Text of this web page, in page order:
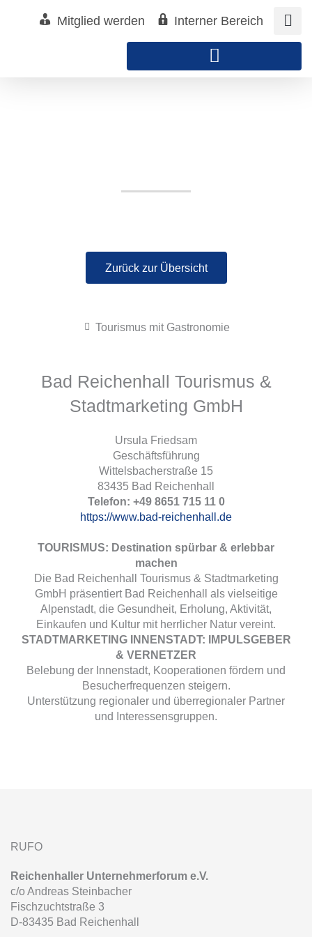
Mitglied werden Interner Bereich
Zurück zur Übersicht
Tourismus mit Gastronomie
Bad Reichenhall Tourismus &
Stadtmarketing GmbH
Ursula Friedsam
Geschäftsführung
Wittelsbacherstraße 15
83435 Bad Reichenhall
Telefon: +49 8651 715 11 0
https://www.bad-reichenhall.de
TOURISMUS: Destination spürbar & erlebbar
machen
Die Bad Reichenhall Tourismus & Stadtmarketing
GmbH präsentiert Bad Reichenhall als vielseitige
Alpenstadt, die Gesundheit, Erholung, Aktivität,
Einkaufen und Kultur mit herrlicher Natur vereint.
STADTMARKETING INNENSTADT: IMPULSGEBER
& VERNETZER
Belebung der Innenstadt, Kooperationen fördern und
Besucherfrequenzen steigern.
Unterstützung regionaler und überregionaler Partner
und Interessensgruppen.
RUFO
Reichenhaller Unternehmerforum e.V.
c/o Andreas Steinbacher
Fischzuchtstraße 3
D-83435 Bad Reichenhall